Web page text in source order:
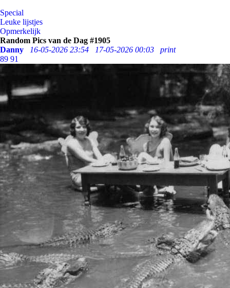
Special
Leuke lijstjes
Opmerkelijk
Random Pics van de Dag #1905
Danny
16-05-2026 23:54 17-05-2026 00:03
print
89 91